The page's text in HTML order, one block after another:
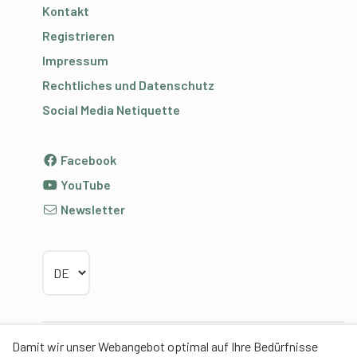
Damit wir unser Webangebot optimal auf Ihre Bedürfnisse
Kontakt
Registrieren
Impressum
Rechtliches und Datenschutz
Social Media Netiquette
Facebook
YouTube
Newsletter